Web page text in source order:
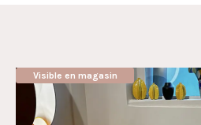
AUBAINE !
Visible en magasin